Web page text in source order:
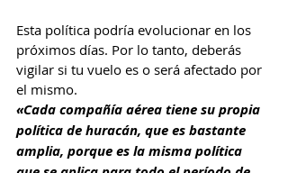
Esta política podría evolucionar en los
próximos días. Por lo tanto, deberás
vigilar si tu vuelo es o será afectado por
el mismo.
«Cada compañía aérea tiene su propia
política de huracán, que es bastante
amplia, porque es la misma política